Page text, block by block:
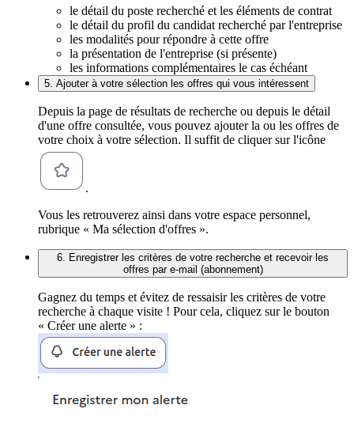
le détail du poste recherché et les éléments de contrat
le détail du profil du candidat recherché par l'entreprise
les modalités pour répondre à cette offre
la présentation de l'entreprise (si présente)
les informations complémentaires le cas échéant
5. Ajouter à votre sélection les offres qui vous intéressent
Depuis la page de résultats de recherche ou depuis le détail
d'une offre consultée, vous pouvez ajouter la ou les offres de
votre choix à votre sélection. Il suffit de cliquer sur l'icône
.
Vous les retrouverez ainsi dans votre espace personnel,
rubrique « Ma sélection d'offres ».
6. Enregistrer les critères de votre recherche et recevoir les
offres par e-mail (abonnement)
Gagnez du temps et évitez de ressaisir les critères de votre
recherche à chaque visite ! Pour cela, cliquez sur le bouton
« Créer une alerte » :